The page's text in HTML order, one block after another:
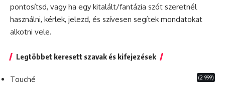
pontosítsd, vagy ha egy kitalált/fantázia szót szeretnél
használni, kérlek, jelezd, és szívesen segítek mondatokat
alkotni vele.
Legtöbbet keresett szavak és kifejezések
Touché (2 999)